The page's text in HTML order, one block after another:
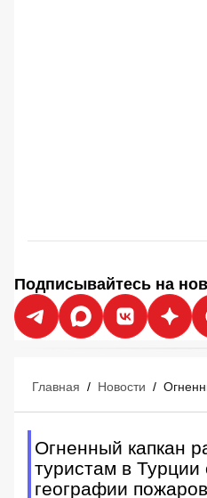
Подписывайтесь на
Главная / Новости /
Огненный капкан
туристам в
географии пожаров